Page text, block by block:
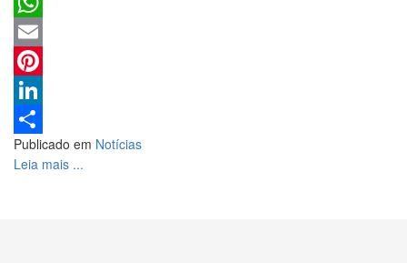
WhatsApp
Email
Pinterest
LinkedIn
Share
Publicado em Notícias
Leia mais ...